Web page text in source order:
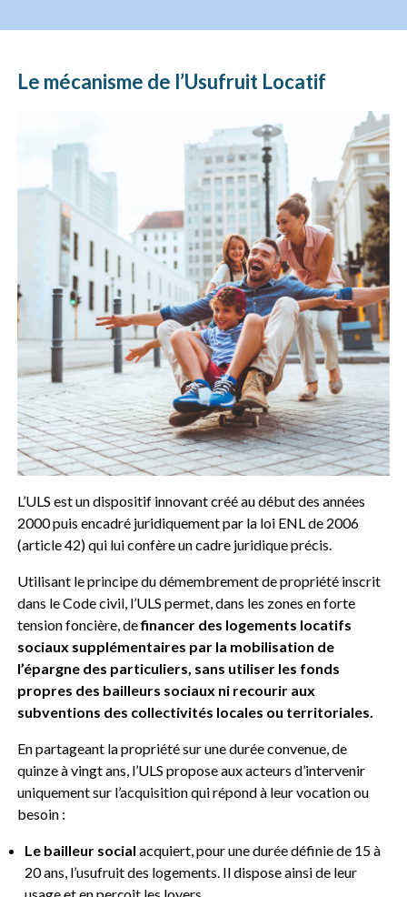
Le mécanisme de l’Usufruit Locatif
L’ULS est un dispositif innovant créé au début des années
2000 puis encadré juridiquement par la loi ENL de 2006
(article 42) qui lui confère un cadre juridique précis.
Utilisant le principe du démembrement de propriété inscrit
dans le Code civil, l’ULS permet, dans les zones en forte
tension foncière, definancer des logements locatifs
sociaux supplémentaires par la mobilisation de
l’épargne des particuliers, sans utiliser les fonds
propres des bailleurs sociaux ni recourir aux
subventions des collectivités locales ou territoriales.
En partageant la propriété sur une durée convenue, de
quinze à vingt ans, l’ULS propose aux acteurs d’intervenir
uniquement sur l’acquisition qui répond à leur vocation ou
besoin :
Le bailleur social acquiert, pour une durée définie de 15 à
20 ans, l’usufruit des logements. Il dispose ainsi de leur